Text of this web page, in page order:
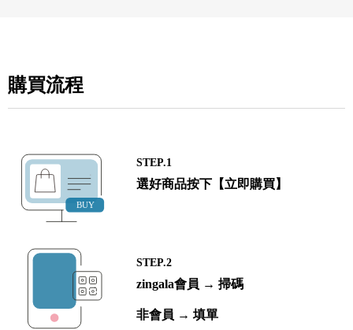
購買流程
STEP.1
選好商品按下【立即購買】
STEP.2
zingala會員 → 掃碼
非會員 → 填單